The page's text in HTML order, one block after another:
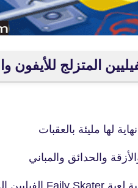
لها مليئة بالعقبات
والحدائق والمباني